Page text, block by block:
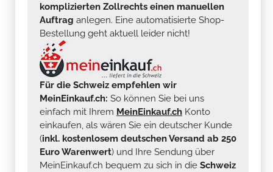
komplizierten Zollrechts einen manuellen
Auftrag anlegen. Eine automatisierte Shop-
Bestellung geht aktuell leider nicht!
Für die Schweiz empfehlen wir
MeinEinkauf.ch: So können Sie bei uns
einfach mit Ihrem MeinEinkauf.ch Konto
einkaufen, als wären Sie ein deutscher Kunde
(inkl. kostenlosem deutschen Versand ab 250
Euro Warenwert) und Ihre Sendung über
MeinEinkauf.ch bequem zu sich in die Schweiz